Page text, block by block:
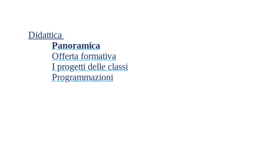
Didattica
Panoramica
Offerta formativa
I progetti delle classi
Programmazioni